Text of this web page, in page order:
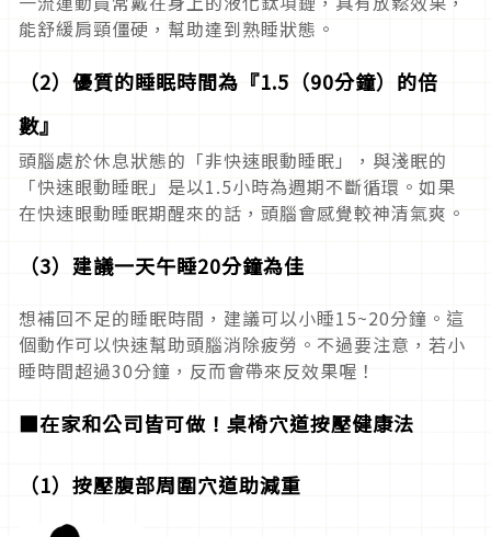
能舒緩肩頸僵硬，幫助達到熟睡狀態。
（2）優質的睡眠時間為『1.5（90分鐘）的倍
數』
頭腦處於休息狀態的「非快速眼動睡眠」，與淺眠的
「快速眼動睡眠」是以1.5小時為週期不斷循環。如果
在快速眼動睡眠期醒來的話，頭腦會感覺較神清氣爽。
（3）建議一天午睡20分鐘為佳
想補回不足的睡眠時間，建議可以小睡15~20分鐘。這
個動作可以快速幫助頭腦消除疲勞。不過要注意，若小
睡時間超過30分鐘，反而會帶來反效果喔！
■在家和公司皆可做！桌椅穴道按壓健康法
（1）按壓腹部周圍穴道助減重